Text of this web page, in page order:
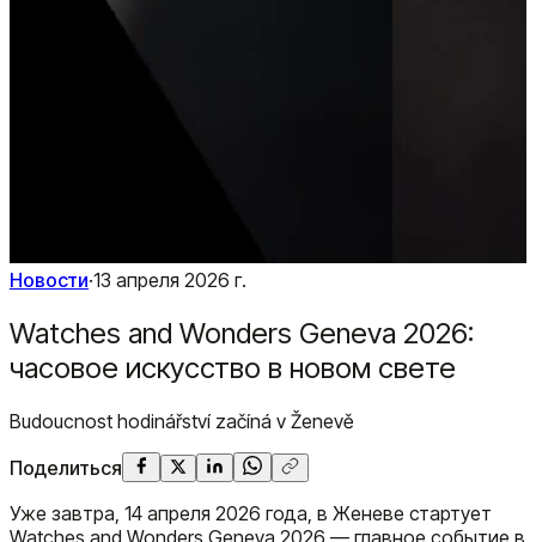
Новости·13 апреля 2026 г.
Watches and Wonders Geneva 2026:
часовое искусство в новом свете
Budoucnost hodinářství začíná v Ženevě
Поделиться
Уже завтра, 14 апреля 2026 года, в Женеве стартует
Watches and Wonders Geneva 2026 — главное событие в